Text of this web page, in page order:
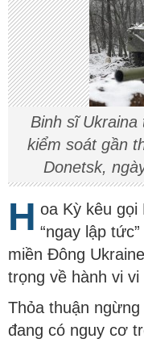
Binh sĩ
kiểm soát gần
Donetsk,
H oa Kỳ kêu gọi
“ngay lập
miền Đông
trọng về hành vi
Thỏa thuận
đang có nguy cơ